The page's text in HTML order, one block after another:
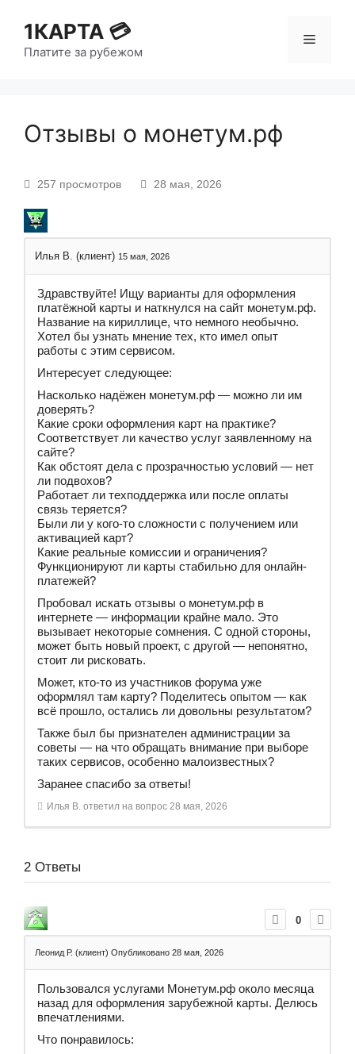
1КАРТА 💳
Платите за рубежом
Отзывы о монетум.рф
257 просмотров 28 мая, 2026
Илья В. (клиент) 15 мая, 2026
Здравствуйте! Ищу варианты для оформления
платёжной карты и наткнулся на сайт монетум.рф.
Название на кириллице, что немного необычно.
Хотел бы узнать мнение тех, кто имел опыт
работы с этим сервисом.
Интересует следующее:
Насколько надёжен монетум.рф — можно ли им
доверять?
Какие сроки оформления карт на практике?
Соответствует ли качество услуг заявленному на
сайте?
Как обстоят дела с прозрачностью условий — нет
ли подвохов?
Работает ли техподдержка или после оплаты
связь теряется?
Были ли у кого-то сложности с получением или
активацией карт?
Какие реальные комиссии и ограничения?
Функционируют ли карты стабильно для онлайн-
платежей?
Пробовал искать отзывы о монетум.рф в
интернете — информации крайне мало. Это
вызывает некоторые сомнения. С одной стороны,
может быть новый проект, с другой — непонятно,
стоит ли рисковать.
Может, кто-то из участников форума уже
оформлял там карту? Поделитесь опытом — как
всё прошло, остались ли довольны результатом?
Также был бы признателен администрации за
советы — на что обращать внимание при выборе
таких сервисов, особенно малоизвестных?
Заранее спасибо за ответы!
Илья В. ответил на вопрос 28 мая, 2026
2 Ответы
0
Леонид Р. (клиент) Опубликовано 28 мая, 2026
Пользовался услугами Монетум.рф около месяца
назад для оформления зарубежной карты. Делюсь
впечатлениями.
Что понравилось: